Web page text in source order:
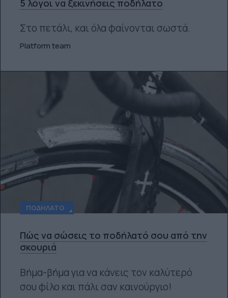
5 λόγοι να ξεκινήσεις ποδήλατο
Στο πετάλι, και όλα φαίνονται σωστά.
Platform team
ΠΟΔΉΛΑΤΟ
Πώς να σώσεις το ποδήλατό σου από την
σκουριά
Βήμα-βήμα για να κάνεις τον καλύτερό
σου φίλο και πάλι σαν καινούργιο!